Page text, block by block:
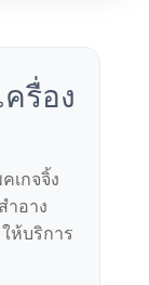
รื่อง
เกจจิ้ง
ำอาง
ห้บริการ